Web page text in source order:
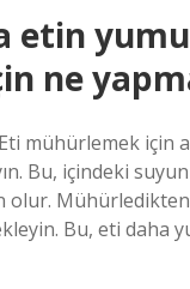
etin
ne
mühürlemek için
Bu, içindeki suyun
olur.
Bu, eti daha